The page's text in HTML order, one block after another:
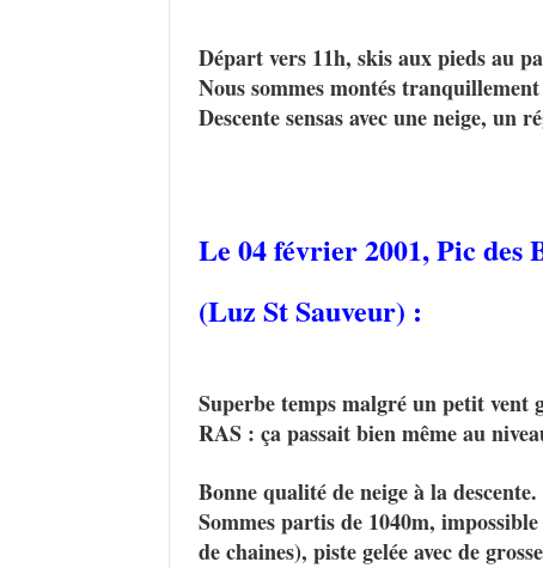
Départ vers 11h, skis aux pieds au
Nous sommes montés
Descente sensas avec une neige, un
Le 04 février 2001,Pic des
(Luz St Sauveur) :
Superbe temps malgré un petit vent
RAS : ça passait bien même au
Bonne qualité de neige à la descente.
Sommes partis de 1040m,
de chaines), piste gelée avec de